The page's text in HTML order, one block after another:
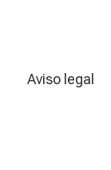
Aviso legal